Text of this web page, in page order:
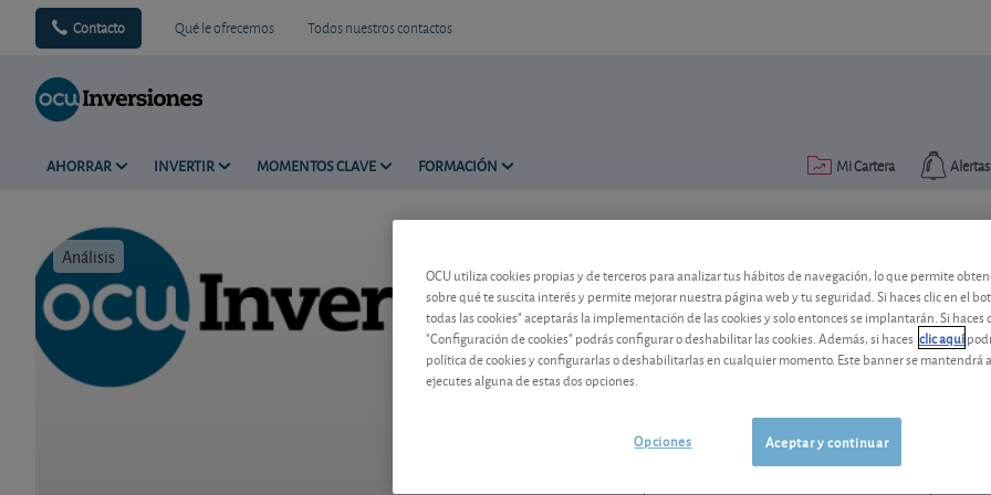
Contacto Qué le ofrecemos Todos nuestros contactos
AHORRAR INVERTIR MOMENTOS CLAVE FORMACIÓN Alertas
Mi Cartera
Análisis
Rebajamos nuestras
La reforma fiscal en EE.UU. no
norteameriano.
05/08/2026 Nueva York
OCU utiliza cookies propias y de terceros para analizar tus hábitos de navegación, lo que permite
sobre qué te suscita interés y permite mejorar nuestra página web y tu seguridad. Si haces clic en el
todas las cookies" aceptarás la implementación de las cookies y solo entonces se implantarán. Si haces
"Configuración de cookies" podrás configurar o deshabilitar las cookies. Además, si haces clic aquí
política de cookies y configurarlas o deshabilitarlas en cualquier momento. Este banner se mantendrá
ejecutes alguna de estas dos opciones.
Aceptar y continuar
Opciones